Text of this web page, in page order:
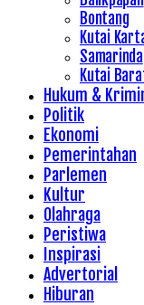
Bontang
Kutai
Samarinda
Kutai
Hukum &
Politik
Ekonomi
Pemerintahan
Parlemen
Kultur
Olahraga
Peristiwa
Inspirasi
Advertorial
Hiburan